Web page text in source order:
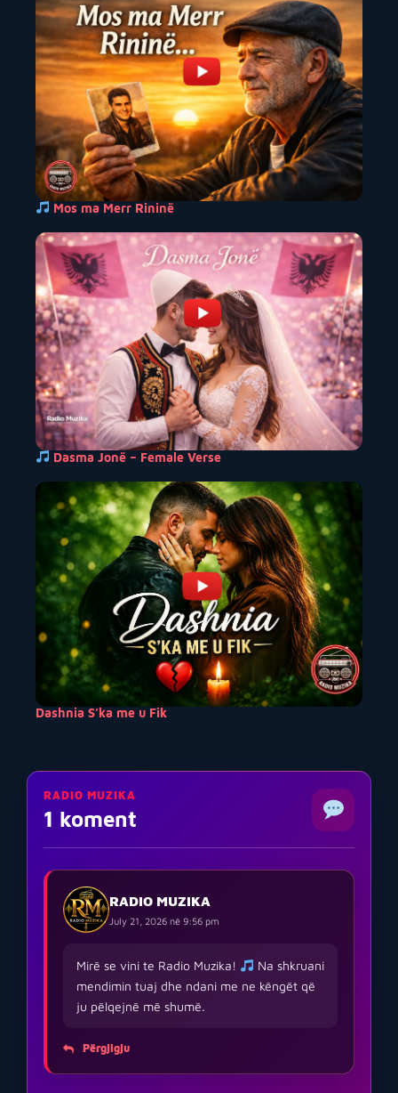
Mos ma Merr Rininë
Dasma Jonë – Female Verse
Dashnia S’ka me u Fik
RADIO MUZIKA
1 koment
RADIO MUZIKA
July 21, 2026 në 9:56 pm
Mirë se vini te Radio Muzika!
Na shkruani
mendimin tuaj dhe ndani me ne këngët që
ju pëlqejnë më shumë.
Përgjigju